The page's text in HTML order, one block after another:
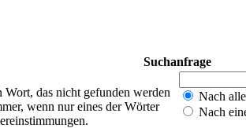
Suchanfrage
Wort, das nicht gefunden werden
wenn nur eines der Wörter
Nach
Nach